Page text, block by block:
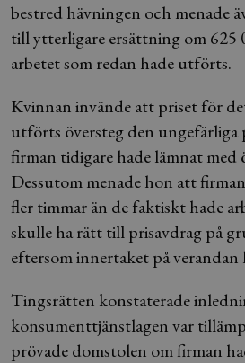
bestred hävningen och menade
till ytterligare ersättning om
arbetet som redan hade utförts.
Kvinnan invände att priset för
utförts översteg den
firman tidigare hade lämnat med
Dessutom menade hon att
fler timmar än de faktiskt hade
skulle ha rätt till prisavdrag på
eftersom innertaket på verandan
Tingsrätten konstaterade
konsumenttjänstlagen var
prövade domstolen om firman